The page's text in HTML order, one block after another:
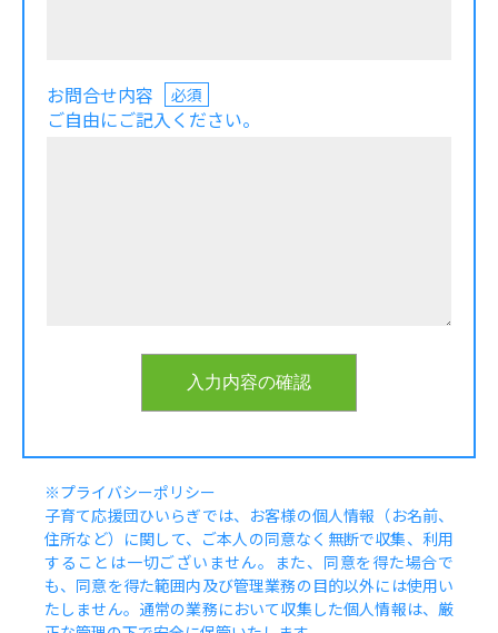
お問合せ内容 必須
ご自由にご記入ください。
※プライバシーポリシー
子育て応援団ひいらぎでは、お客様の個人情報（お名前、
住所など）に関して、ご本人の同意なく無断で収集、利用
することは一切ございません。また、同意を得た場合で
も、同意を得た範囲内及び管理業務の目的以外には使用い
たしません。通常の業務において収集した個人情報は、厳